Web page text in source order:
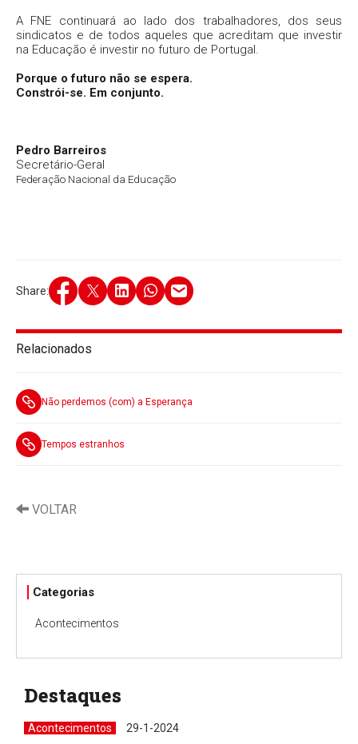
Relacionados
Não perdemos (com) a Esperança
Tempos estranhos
A FNE continuará ao lado dos trabalhadores, dos seus
sindicatos e de todos aqueles que acreditam que investir
na Educação é investir no futuro de Portugal.
Porque o futuro não se espera.
Constrói-se. Em conjunto.
Pedro Barreiros
Secretário-Geral
Federação Nacional da Educação
Share:
VOLTAR
Categorias
Acontecimentos
Destaques
Acontecimentos 29-1-2024